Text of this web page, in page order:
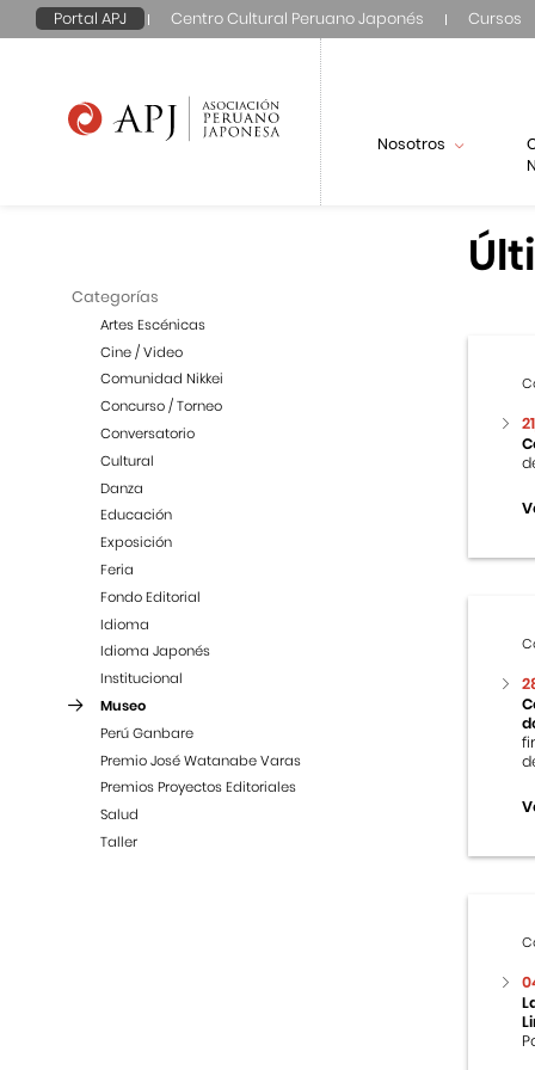
Portal APJ Centro Cultural Peruano Japonés Cursos
Nosotros
Categorías
Artes Escénicas
Cine / Video
Comunidad Nikkei
Concurso / Torneo
Conversatorio
Cultural
Danza
Educación
Exposición
Feria
Fondo Editorial
Idioma
Idioma Japonés
Institucional
Museo
Perú Ganbare
Premio José Watanabe Varas
Premios Proyectos Editoriales
Salud
Taller